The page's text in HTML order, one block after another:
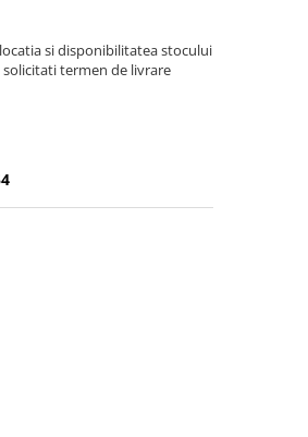
si disponibilitatea stocului
solicitati termen de livrare